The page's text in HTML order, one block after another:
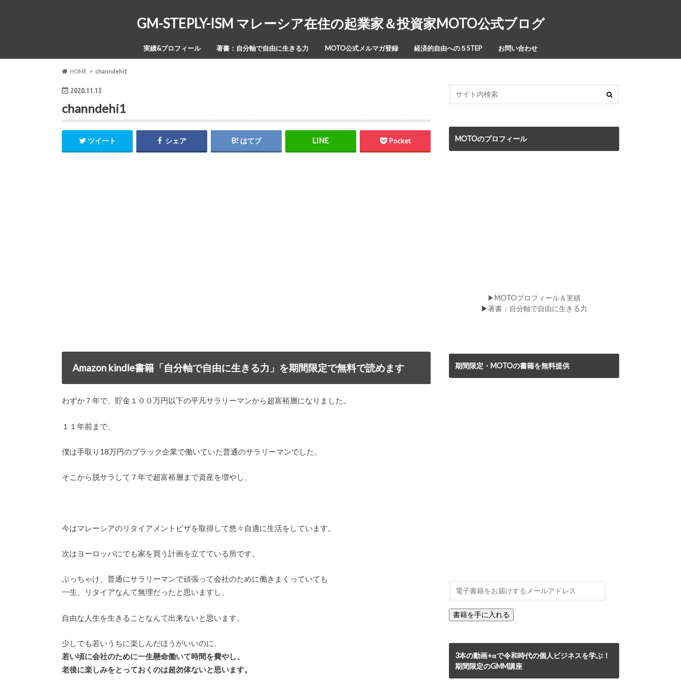
GM-STEPLY-ISM マレーシア在住の起業家＆投資家MOTO公式ブログ
実績&プロフィール 著書：自分軸で自由に生きる力 MOTO公式メルマガ登録 経済的自由への５STEP お問い合わせ
HOME channdehi1
2020.11.15
channdehi1
ツイート シェア はてブ Pocket
Amazon kindle書籍「自分軸で自由に生きる力」を期間限定で無料で読めます
わずか７年で、貯金１００万円以下の平凡サラリーマンから超富裕層になりました。
１１年前まで、
僕は手取り18万円のブラック企業で働いていた普通のサラリーマンでした。
そこから脱サラして７年で超富裕層まで資産を増やし、
今はマレーシアのリタイアメントビザを取得して悠々自適に生活をしています。
次はヨーロッパにでも家を買う計画を立てている所です。
ぶっちゃけ、普通にサラリーマンで頑張って会社のために働きまくっていても
一生、リタイアなんて無理だったと思いますし、
自由な人生を生きることなんて出来ないと思います。
少しでも若いうちに楽しんだほうがいいのに、
若い頃に会社のために一生懸命働いて時間を費やし、
老後に楽しみをとっておくのは超勿体ないと思います。
MOTOのプロフィール
▶MOTOプロフィール＆実績
▶著書：自分軸で自由に生きる力
期間限定・MOTOの書籍を無料提供
3本の動画+αで令和時代の個人ビジネスを学ぶ！
期間限定のGMM講座